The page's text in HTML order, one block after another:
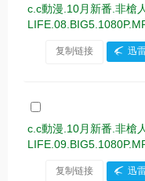
c.c動漫.10月新番.非槍
复制链接 迅
c.c動漫.10月新番.非槍
复制链接 迅